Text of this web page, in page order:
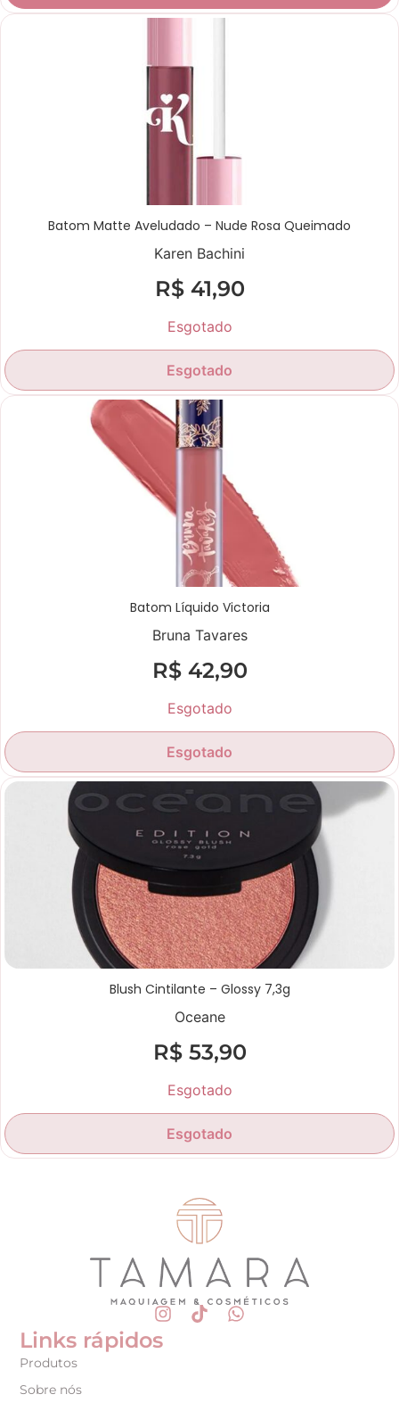
Batom Matte Aveludado – Nude Rosa Queimado
Karen Bachini
R$41,90
Esgotado
Esgotado
Batom Líquido Victoria
Bruna Tavares
R$42,90
Esgotado
Esgotado
Blush Cintilante – Glossy 7,3g
Oceane
R$53,90
Esgotado
Esgotado
Links rápidos
Produtos
Sobre nós